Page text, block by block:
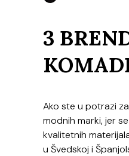
3
Ako ste u potrazi
modnih marki, jer
kvalitetnih
u Švedskoj i